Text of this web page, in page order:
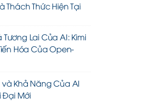
Thách Thức Hiện Tại
Tương Lai Của AI: Kimi
Hóa Của Open-
và Khả Năng Của AI
Đại Mới